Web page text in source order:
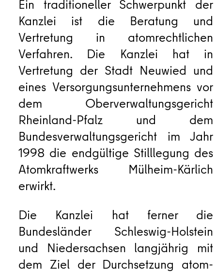
Ein traditioneller Schwerpunkt der
Kanzlei ist die Beratung und
Vertretung in atomrechtlichen
Verfahren. Die Kanzlei hat in
Vertretung der Stadt Neuwied und
eines Versorgungsunternehmens vor
dem Oberverwaltungsgericht
Rheinland-Pfalz und dem
Bundesverwaltungsgericht im Jahr
1998 die endgültige Stilllegung des
Atomkraftwerks Mülheim-Kärlich
erwirkt.
Die Kanzlei hat ferner die
Bundesländer Schleswig-Holstein
und Niedersachsen langjährig mit
dem Ziel der Durchsetzung atom-